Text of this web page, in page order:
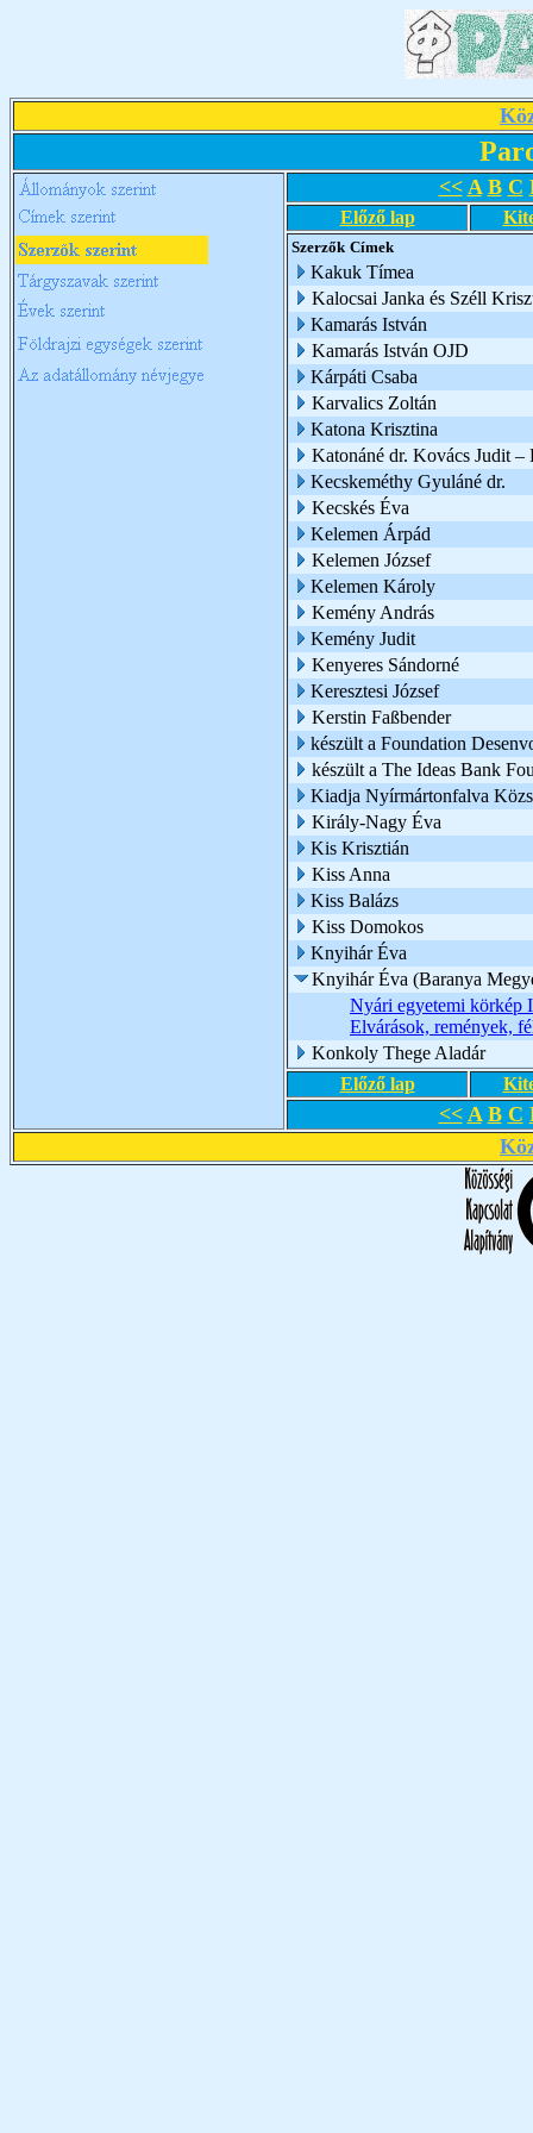
<< A B C
Előző lap
Szerzők Címek
Kakuk Tímea
Kalocsai Janka és Széll
Kamarás István
Kamarás István OJD
Kárpáti Csaba
Karvalics Zoltán
Katona Krisztina
Katonáné dr. Kovács Judit
Kecskeméthy Gyuláné dr.
Kecskés Éva
Kelemen Árpád
Kelemen József
Kelemen Károly
Kemény András
Kemény Judit
Kenyeres Sándorné
Keresztesi József
Kerstin Faßbender
készült a Foundation
készült a The Ideas Bank
Kiadja Nyírmártonfalva
Király-Nagy Éva
Kis Krisztián
Kiss Anna
Kiss Balázs
Kiss Domokos
Knyihár Éva
Knyihár Éva (Baranya
Nyári egyetemi körkép
Elvárások, remények,
Konkoly Thege Aladár
Előző lap
<< A B C